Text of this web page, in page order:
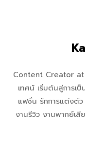
Content Creator at
เทศน์ เริ่มต้นสู่การ
แฟชั่น รักการแต่งตัว
งานรีวิว งานพากย์เ